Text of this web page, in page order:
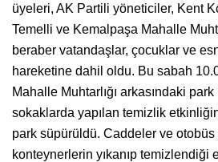
üyeleri, AK Partili yöneticiler, Kent
Temelli ve Kemalpaşa Mahalle
beraber vatandaşlar, çocuklar ve
hareketine dahil oldu. Bu sabah
Mahalle Muhtarlığı arkasındaki
sokaklarda yapılan temizlik
park süpürüldü. Caddeler ve
konteynerlerin yıkanıp temizlendiği